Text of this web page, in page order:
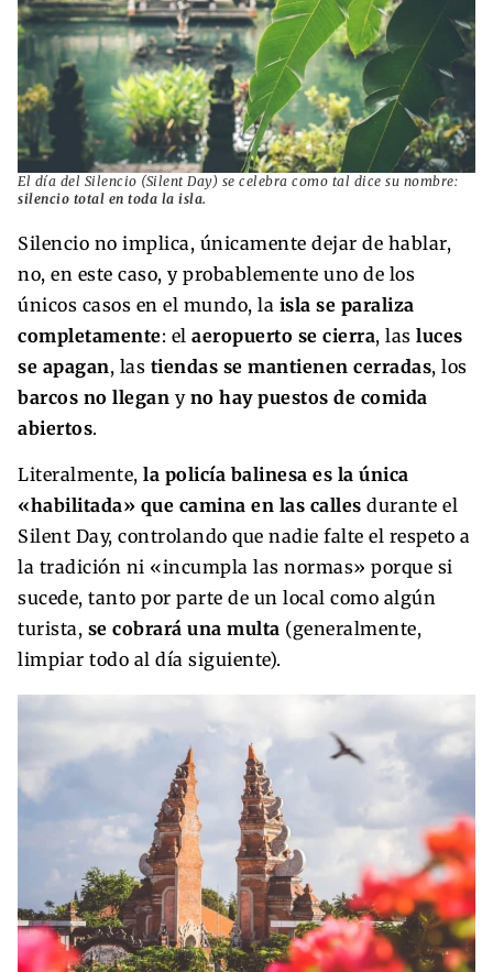
El día del Silencio (Silent Day) se celebra como tal dice su nombre:
silencio total en toda la isla.
Silencio no implica, únicamente dejar de hablar,
no, en este caso, y probablemente uno de los
únicos casos en el mundo, la isla se paraliza
completamente: el aeropuerto se cierra, las luces
se apagan, las tiendas se mantienen cerradas, los
barcos no llegan y no hay puestos de comida
abiertos.
Literalmente, la policía balinesa es la única
«habilitada» que camina en las calles durante el
Silent Day, controlando que nadie falte el respeto a
la tradición ni «incumpla las normas» porque si
sucede, tanto por parte de un local como algún
turista, se cobrará una multa (generalmente,
limpiar todo al día siguiente).